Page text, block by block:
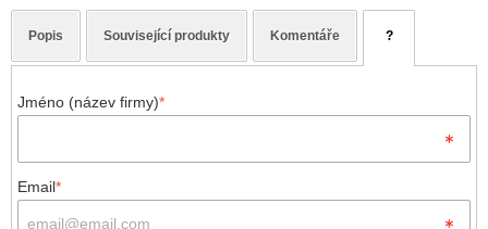
Popis Související produkty Komentáře ?
Jméno (název firmy)*
Email*